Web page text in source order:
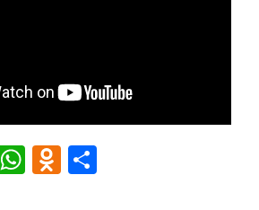
Mail.Ru
WhatsApp
Odnoklassniki